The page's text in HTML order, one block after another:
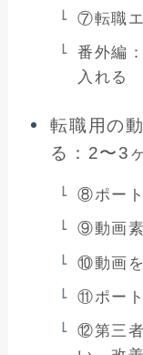
⑦転職
番外編
入れる
転職用の
る：2〜3
⑧ポート
⑨動画
⑩動画
⑪ポー
⑫第三者